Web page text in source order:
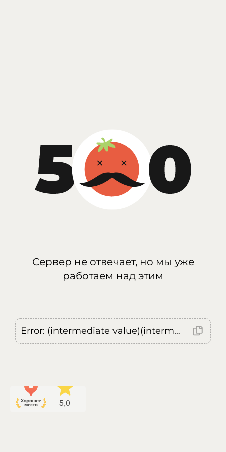
Сервер не отвечает, но мы уже
работаем над этим
Error: (intermediate value)(intermediate value)(intermediate value).replaceAll is not a function